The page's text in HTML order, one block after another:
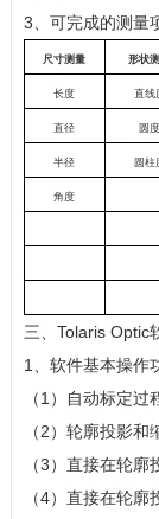
3、可完成的测量
尺寸测量 形状
长度 直线
直径 圆度
半径 圆柱
角度
三、Tolaris Optic
1、软件基本操作
（1）自动标定过
（2）轮廓投影和
（3）直接在轮
（4）直接在轮